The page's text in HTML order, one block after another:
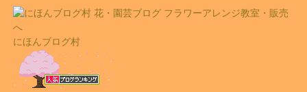
にほんブログ村